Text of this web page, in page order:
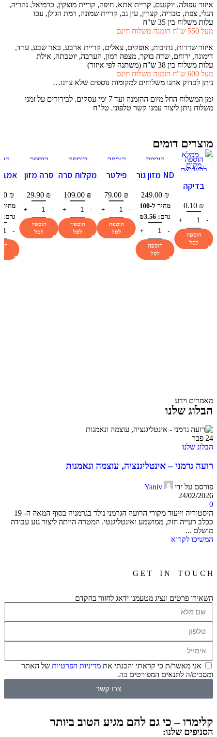
איזור עפולה, יוקנעם, קריית אתא, חיפה, קריית מוצקין, כרמיאל, נהריה,
הגלי, צפת, טבריה, קצרין, עין גב, קריית שמונה, רמת הגולן, עכו
עלות משלוח בין 35 ש"ח
מעל 550 ש"ח הזמנה משלוח חינם
איזור שדרות, נתיבות, אופקים, צאלים, קריית ארבע, באר שבע, ערד,
דימונה, ירוחם, שדה בוקר, מצפה רמון, הערבה, יוטבתה, אילת
עלות משלוח בין 38 ש"ח (משתנה לפי איזור)
מעל 600 ש"ח הזמנה משלוח חינם
ניתן לבדוק אתנו משלוחים למקומות נוספים שלא צוינו…
זמן המשלוח החל מיום ההזמנה ועד 7 ימי עסקים. לבירורים על זמני
משלוח ניתן ליצור עמנו קשר טלפוני. טל"ח
מוצרים דומים
הוספה
להשוואה
הוספה
למועדפים
בדיקה
0.10 ₪
הוספה
לסל
הוספה
תצוגה מהירה
הוספה
למועדפים
ND מזון גור
249.00 ₪
מחיר ל-100
גרם: ₪3.56
הוספה
לסל
הוספה
להשוואה
תצוגה מהירה
הוספה
למועדפים
פילטר
301
לאקווריום
79.00 ₪
הוספה
לסל
הוספה
להשוואה
תצוגה מהירה
הוספה
למועדפים
מקלות סרה
1 ליטר109.00 ₪
הוספה
לסל
הוספה
תצוגה מהירה
הוספה
למועדפים
סרה מזון
מ"ל
29.90 ₪
הוספה
לסל
לכלב 6
₪
גרם: ₪3.98
מאמרים וידע
הבלוג שלנו
24 פבר
הבלוג שלנו
רועה גרמני – אינטליגנציה, עוצמה ונאמנות
פורסם על ידי
Yaniv
24/02/2026
0
היסטוריה וייעוד מקורי הרועה הגרמני נולד בגרמניה בסוף המאה ה- 19
ככלב רעייה חזק, ממושמע ואינטליגנטי. המטרה הייתה ליצור גזע עבודה
מושלם ...
המשיכו לקרוא
G E T I N T O U C H
השאירו פרטים ונציג מטעמנו ידאג לחזור בהקדם
אני מאשר/ת כי קראתי והבנתי את מדיניות הפרטיות של האתר
ומסכים/ה לתנאים המפורטים בה.
צרו קשר
קלימרו – כי גם להם מגיע הטוב ביותר
הסניפים שלנו: